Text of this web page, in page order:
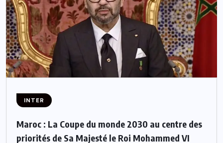
INTER
Maroc : La Coupe du monde 2030 au centre des
priorités de Sa Majesté le Roi Mohammed VI